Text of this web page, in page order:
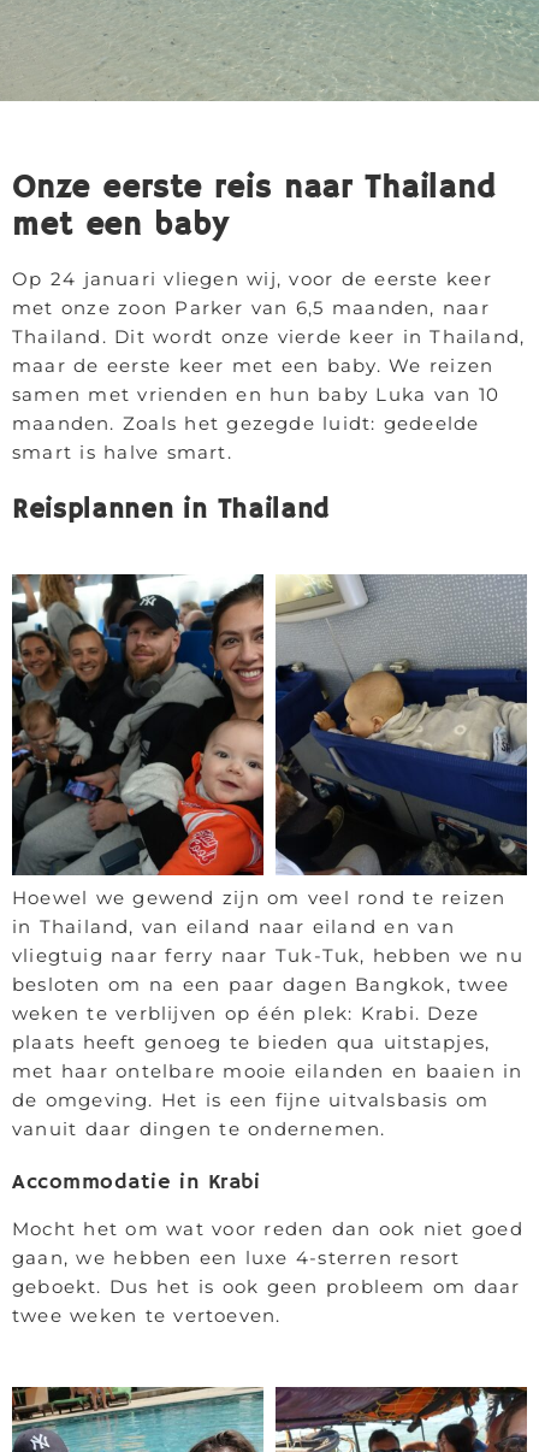
Onze eerste reis naar Thailand
met een baby
Op 24 januari vliegen wij, voor de eerste keer
met onze zoon Parker van 6,5 maanden, naar
Thailand. Dit wordt onze vierde keer in Thailand,
maar de eerste keer met een baby. We reizen
samen met vrienden en hun baby Luka van 10
maanden. Zoals het gezegde luidt: gedeelde
smart is halve smart.
Reisplannen in Thailand
Hoewel we gewend zijn om veel rond te reizen
in Thailand, van eiland naar eiland en van
vliegtuig naar ferry naar Tuk-Tuk, hebben we nu
besloten om na een paar dagen Bangkok, twee
weken te verblijven op één plek: Krabi. Deze
plaats heeft genoeg te bieden qua uitstapjes,
met haar ontelbare mooie eilanden en baaien in
de omgeving. Het is een fijne uitvalsbasis om
vanuit daar dingen te ondernemen.
Accommodatie in Krabi
Mocht het om wat voor reden dan ook niet goed
gaan, we hebben een luxe 4-sterren resort
geboekt. Dus het is ook geen probleem om daar
twee weken te vertoeven.